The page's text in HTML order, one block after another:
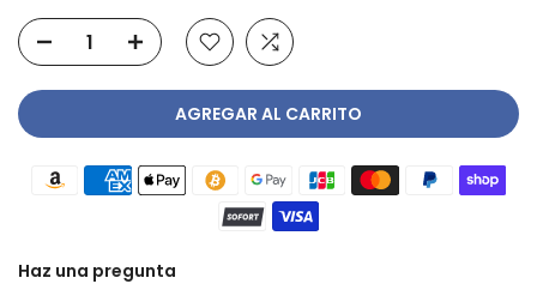
AGREGAR AL CARRITO
Haz una pregunta